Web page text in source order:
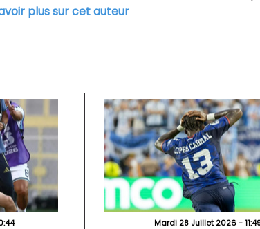
plus sur cet auteur
Mardi 28 Juillet 2026 -